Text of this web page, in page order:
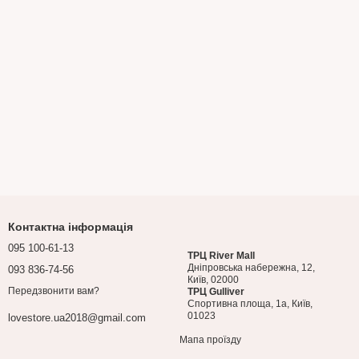
Контактна інформація
095 100-61-13
093 836-74-56
Передзвонити вам?
lovestore.ua2018@gmail.com
ТРЦ River Mall
Дніпровська набережна, 12,
Київ, 02000
ТРЦ Gulliver
Спортивна площа, 1a, Київ,
01023
Мапа проїзду